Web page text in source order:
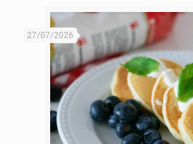
27/07/2026